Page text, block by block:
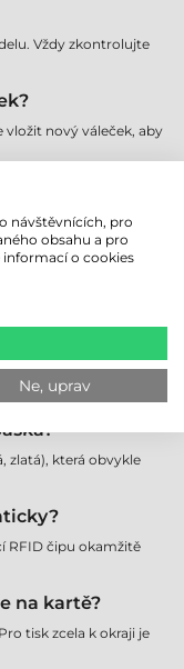
Vždy zkontrolujte
vložit nový váleček, aby
teploty, znečištěnou
černý tisk?
tisku se spotřebuje
zlatá), která obvykle
RFID čipu okamžitě
na kartě?
tisk zcela k okraji je
návštěvnících, pro
obsahu a pro
informací o cookies
Ne, uprav